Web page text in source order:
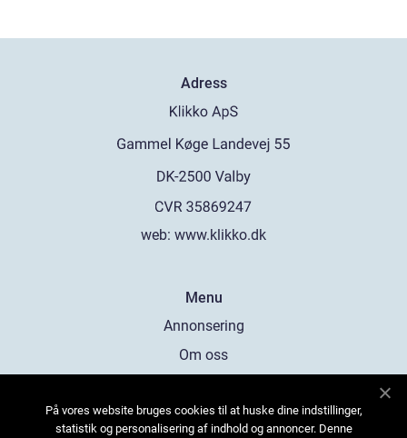
Adress
web: www.klikko.dk
Menu
Annonsering
Om oss
Kontakta oss
På vores website bruges cookies til at huske dine indstillinger,
statistik og personalisering af indhold og annoncer. Denne